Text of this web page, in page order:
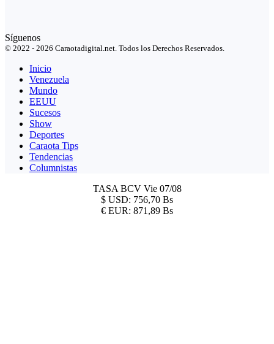
Síguenos
© 2022 - 2026 Caraotadigital.net. Todos los Derechos Reservados.
Inicio
Venezuela
Mundo
EEUU
Sucesos
Show
Deportes
Caraota Tips
Tendencias
Columnistas
TASA BCV Vie 07/08
$ USD: 756,70 Bs
€ EUR: 871,89 Bs